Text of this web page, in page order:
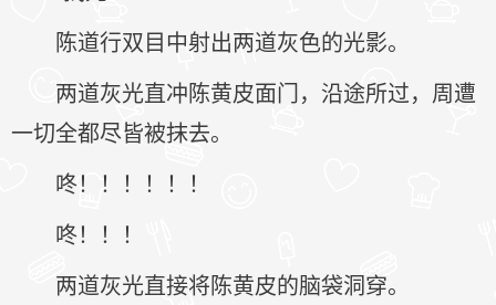
陈道行双目中射出两道灰色的光影。
两道灰光直冲陈黄皮面门，沿途所过，周遭
一切全都尽皆被抹去。
咚！！！！！！
咚！！！
两道灰光直接将陈黄皮的脑袋洞穿。